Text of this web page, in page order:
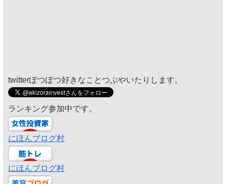
twitterぽつぽつ好きなことつぶやいたりします。
ランキング参加中です。
にほんブログ村
にほんブログ村